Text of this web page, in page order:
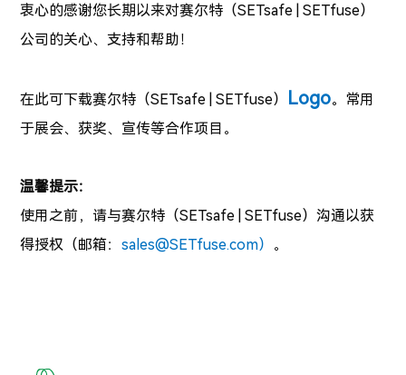
衷心的感谢您长期以来对赛尔特（SETsafe | SETfuse）
公司的关心、支持和帮助！
在此可下载赛尔特 （SETsafe | SETfuse） Logo。 常用
于展会、获奖、宣传等合作项目。
温馨提示：
使用之前，请与赛尔特 （SETsafe | SETfuse）沟通以获
得授权（邮箱：sales@SETfuse.com） 。